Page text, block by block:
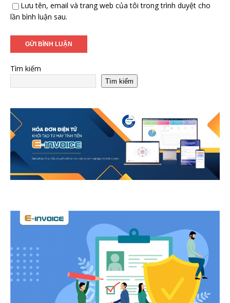
Lưu tên, email và trang web của tôi trong trình duyệt cho
lần bình luận sau.
Tìm kiếm
Tìm kiếm